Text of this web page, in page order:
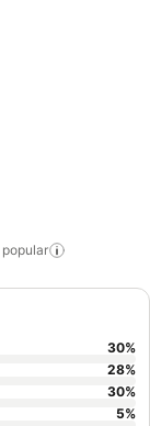
popular
30%
28%
30%
5%